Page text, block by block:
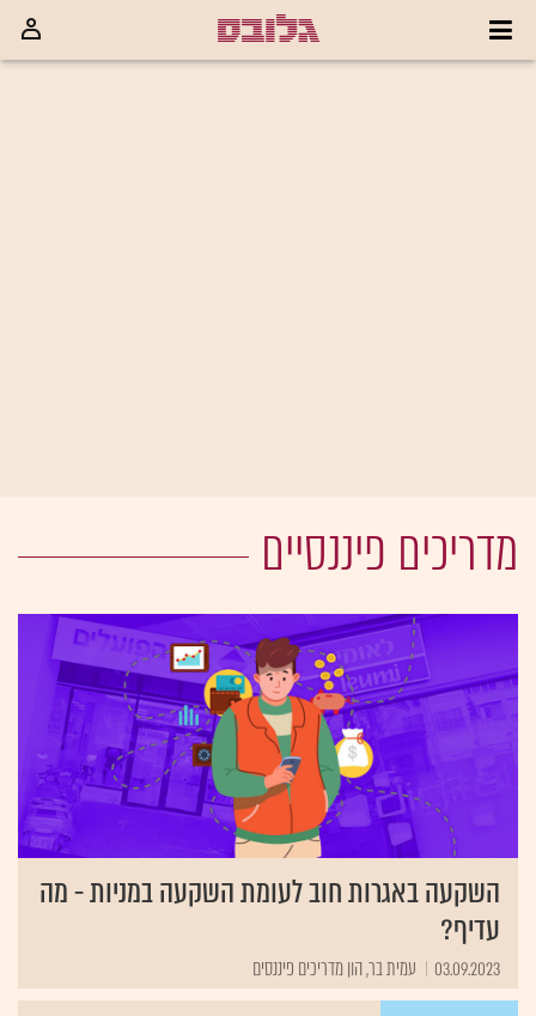
מדריכים פיננסיים
השקעה באגרות חוב לעומת השקעה במניות - מה
עדיף?
03.09.2023 עמית בר, הון מדריכים פיננסים